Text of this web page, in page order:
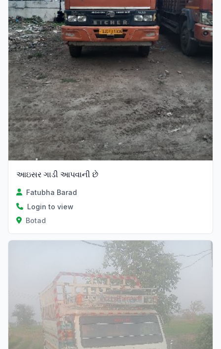
આઇસર ગાડી આપવાની છે
Fatubha Barad
Login to view
Botad